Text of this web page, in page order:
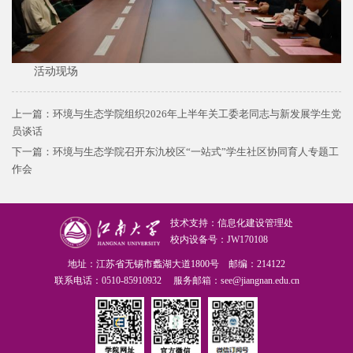
活动现场
上一篇： 环境与生态学院组织2026年上半年关工委老同志与新发展学生党
员谈话
下一篇： 环境与生态学院召开东氿校区“一站式”学生社区协同育人专题工
作会
技术支持：信息化建设管理处
校内设备号：JW170108
地址：江苏省无锡市蠡湖大道1800号 邮编：214122
联系电话：0510-85910932 服务邮箱：see@jiangnan.edu.cn